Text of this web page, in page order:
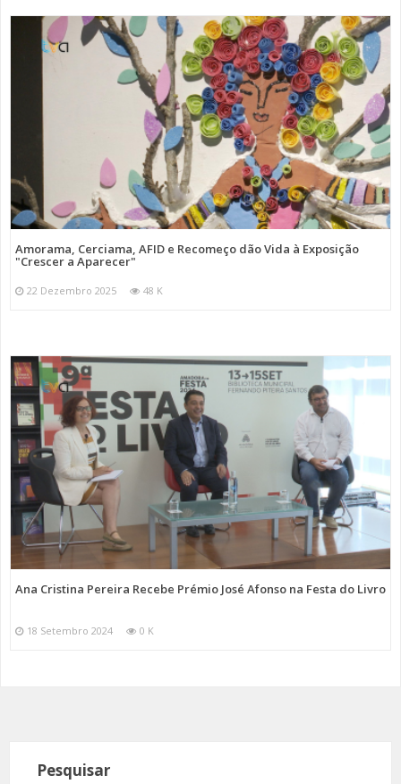
Amorama, Cerciama, AFID e Recomeço dão Vida à Exposição
"Crescer a Aparecer"
22 Dezembro 2025 48 K
Ana Cristina Pereira Recebe Prémio José Afonso na Festa do Livro
18 Setembro 2024 0 K
Pesquisar